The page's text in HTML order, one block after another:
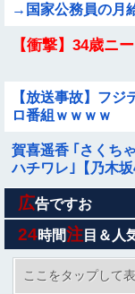
→国家公務員の月
【衝撃】34歳ニ
【放送事故】フ
ロ番組ｗｗｗｗ
賀喜遥香 ｢さくち
ハチワレ｣【乃木
【画像】女さん、
かれるｗｗｗｗ
【悲報】へずまり
くも体調不良で病
広告ですお
24時間注 目＆人
ここをタップして表